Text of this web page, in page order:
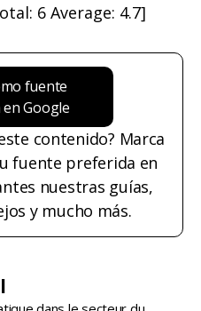
6 Average: 4.7]
fuente
Google
contenido? Marca
fuente preferida en
nuestras guías,
y mucho más.